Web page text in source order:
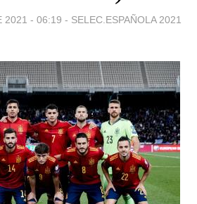
2021 - 06:19 - SELEC.ESPAÑOLA 2021